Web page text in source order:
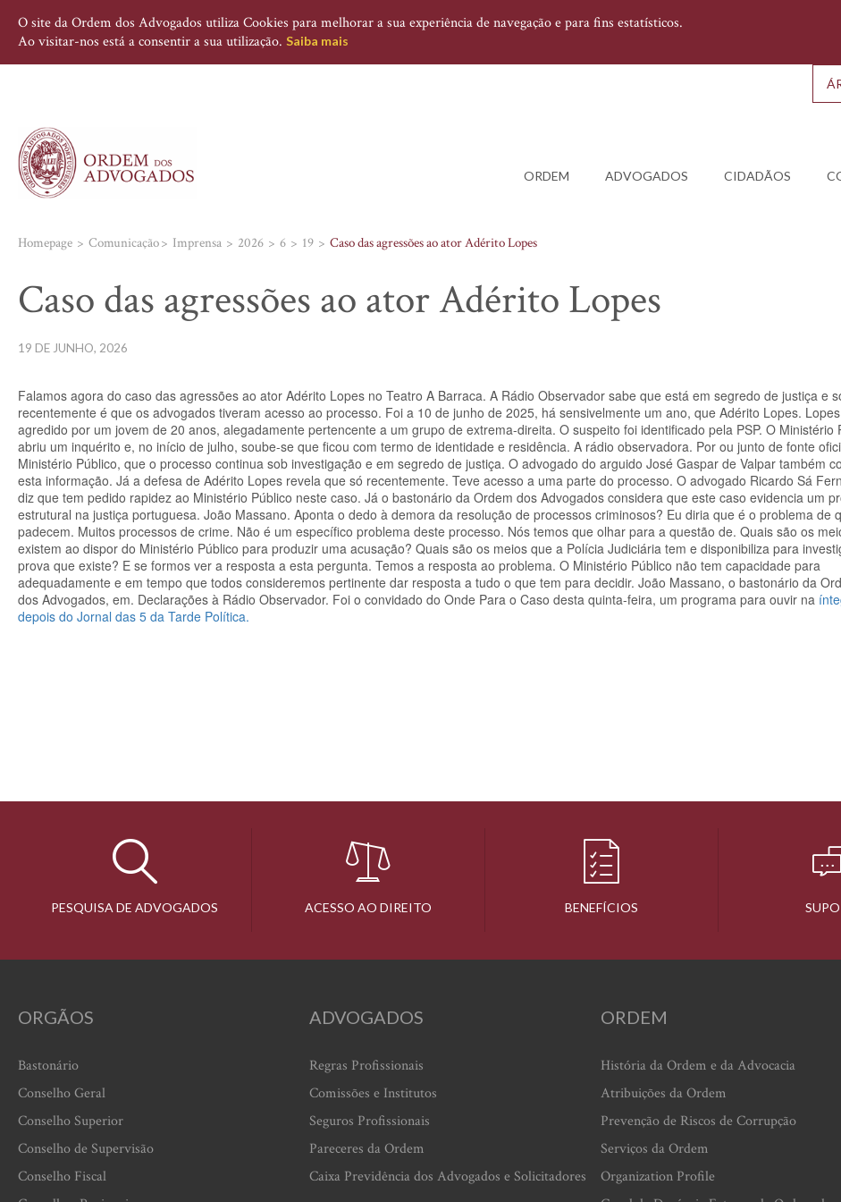
O site da Ordem dos Advogados utiliza Cookies para melhorar a sua experiência de navegação e para fins estatísticos.
Ao visitar-nos está a consentir a sua utilização. Saiba mais
ORDEM ADVOGADOS CIDADÃOS
Homepage Comunicação Imprensa 2026 6 19 Caso das agressões ao ator Adérito Lopes
Caso das agressões ao ator Adérito Lopes
19 DE JUNHO, 2026
Falamos agora do caso das agressões ao ator Adérito Lopes no Teatro A Barraca. A Rádio Observador sabe que está em segredo de justiça e
recentemente é que os advogados tiveram acesso ao processo. Foi a 10 de junho de 2025, há sensivelmente um ano, que Adérito Lopes.
agredido por um jovem de 20 anos, alegadamente pertencente a um grupo de extrema-direita. O suspeito foi identificado pela PSP. O Ministério
abriu um inquérito e, no início de julho, soube-se que ficou com termo de identidade e residência. A rádio observadora. Por ou junto de fonte
Ministério Público, que o processo continua sob investigação e em segredo de justiça. O advogado do arguido José Gaspar de Valpar também
esta informação. Já a defesa de Adérito Lopes revela que só recentemente. Teve acesso a uma parte do processo. O advogado Ricardo Sá
diz que tem pedido rapidez ao Ministério Público neste caso. Já o bastonário da Ordem dos Advogados considera que este caso evidencia um
estrutural na justiça portuguesa. João Massano. Aponta o dedo à demora da resolução de processos criminosos? Eu diria que é o problema de
padecem. Muitos processos de crime. Não é um específico problema deste processo. Nós temos que olhar para a questão de. Quais são os
existem ao dispor do Ministério Público para produzir uma acusação? Quais são os meios que a Polícia Judiciária tem e disponibiliza para
prova que existe? E se formos ver a resposta a esta pergunta. Temos a resposta ao problema. O Ministério Público não tem capacidade para
adequadamente e em tempo que todos consideremos pertinente dar resposta a tudo o que tem para decidir. João Massano, o bastonário da
dos Advogados, em. Declarações à Rádio Observador. Foi o convidado do Onde Para o Caso desta quinta-feira, um programa para ouvir na
depois do Jornal das 5 da Tarde Política.
PESQUISA DE ADVOGADOS ACESSO AO DIREITO BENEFÍCIOS
ORGÃOS
Bastonário
Conselho Geral
Conselho Superior
Conselho de Supervisão
Conselho Fiscal
ADVOGADOS
Regras Profissionais
Comissões e Institutos
Seguros Profissionais
Pareceres da Ordem
Caixa Previdência dos Advogados e Solicitadores
ORDEM
História da Ordem e da Advocacia
Atribuições da Ordem
Prevenção de Riscos de Corrupção
Serviços da Ordem
Organization Profile